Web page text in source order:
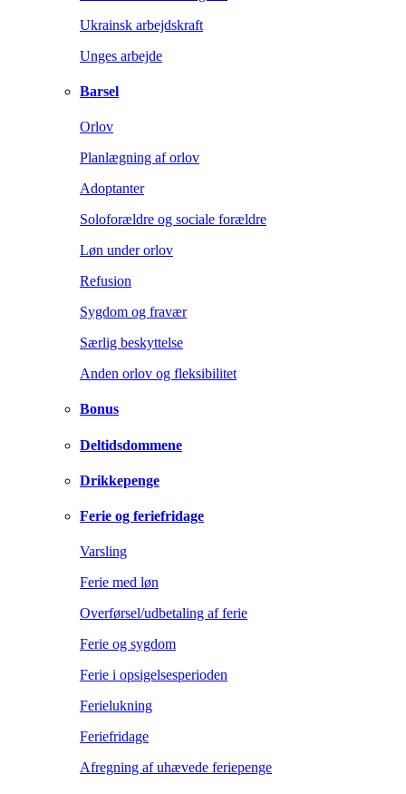
Ukrainsk arbejdskraft
Unges arbejde
Barsel
Orlov
Planlægning af orlov
Adoptanter
Soloforældre og sociale forældre
Løn under orlov
Refusion
Sygdom og fravær
Særlig beskyttelse
Anden orlov og fleksibilitet
Bonus
Deltidsdommene
Drikkepenge
Ferie og feriefridage
Varsling
Ferie med løn
Overførsel/udbetaling af ferie
Ferie og sygdom
Ferie i opsigelsesperioden
Ferielukning
Feriefridage
Afregning af uhævede feriepenge